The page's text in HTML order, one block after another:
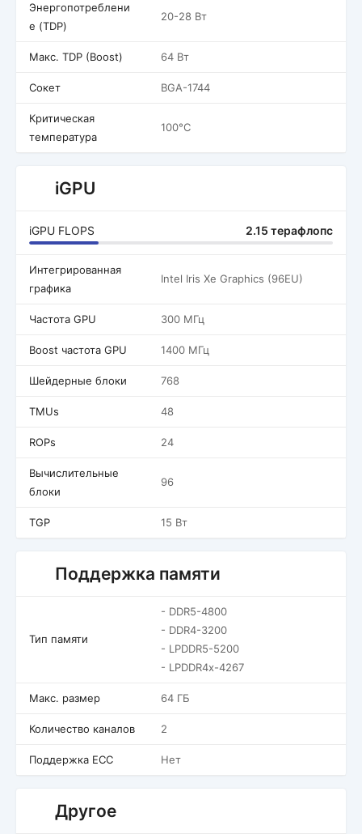
Энергопотреблени
е (TDP)
20-28 Вт
Макс. TDP (Boost) 64 Вт
Сокет BGA-1744
Критическая
температура
100°C
iGPU
iGPU FLOPS 2.15 терафлопс
Интегрированная
графика
Intel Iris Xe Graphics (96EU)
Частота GPU 300 МГц
Boost частота GPU 1400 МГц
Шейдерные блоки 768
TMUs 48
ROPs 24
Вычислительные
блоки
96
TGP 15 Вт
Поддержка памяти
Тип памяти
- DDR5-4800
- DDR4-3200
- LPDDR5-5200
- LPDDR4x-4267
Макс. размер 64 ГБ
Количество каналов 2
Поддержка ECC Нет
Другое